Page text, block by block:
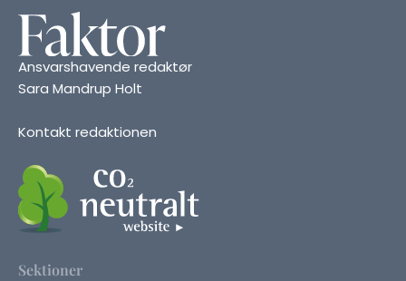
Ansvarshavende redaktør
Sara Mandrup Holt
Kontakt redaktionen
Sektioner